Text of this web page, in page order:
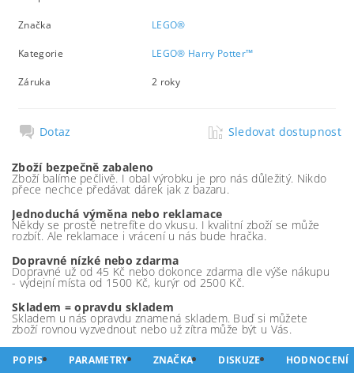
Značka LEGO®
Kategorie LEGO® Harry Potter™
Záruka 2 roky
Dotaz Sledovat dostupnost
Zboží bezpečně zabaleno
Zboží balíme pečlivě. I obal výrobku je pro nás důležitý. Nikdo
přece nechce předávat dárek jak z bazaru.
Jednoduchá výměna nebo reklamace
Někdy se prostě netrefíte do vkusu. I kvalitní zboží se může
rozbít. Ale reklamace i vrácení u nás bude hračka.
Dopravné nízké nebo zdarma
Dopravné už od 45 Kč nebo dokonce zdarma dle výše nákupu
- výdejní místa od 1500 Kč, kurýr od 2500 Kč.
Skladem = opravdu skladem
Skladem u nás opravdu znamená skladem. Buď si můžete
zboží rovnou vyzvednout nebo už zítra může být u Vás.
POPIS PARAMETRY ZNAČKA DISKUZE HODNOCENÍ